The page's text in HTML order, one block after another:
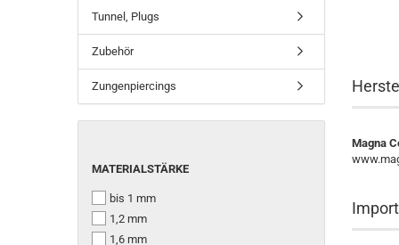
Magna
Tunnel, Plugs
Zubehör
Zungenpiercings
MATERIALSTÄRKE
MATERIALSTÄRKE
bis 1 mm
1,2 mm
1,6 mm